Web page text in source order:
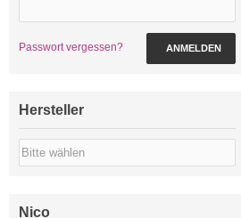
Passwort vergessen? ANMELDEN
Hersteller
Nico